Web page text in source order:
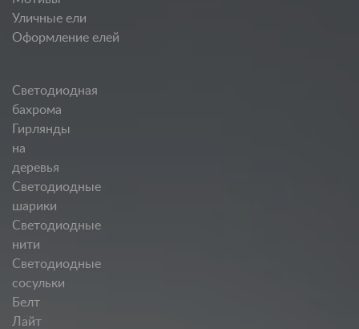
Уличные ели
Оформление елей
Светодиодная
бахрома
Гирлянды
на
деревья
Светодиодные
шарики
Светодиодные
нити
Светодиодные
сосульки
Белт
Лайт